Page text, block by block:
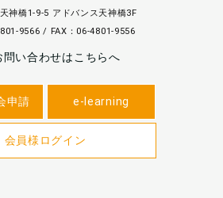
神橋1-9-5 アドバンス天神橋3F
9566 / FAX：06-4801-9556
問い合わせはこちらへ
申請 e-learning
会員様ログイン